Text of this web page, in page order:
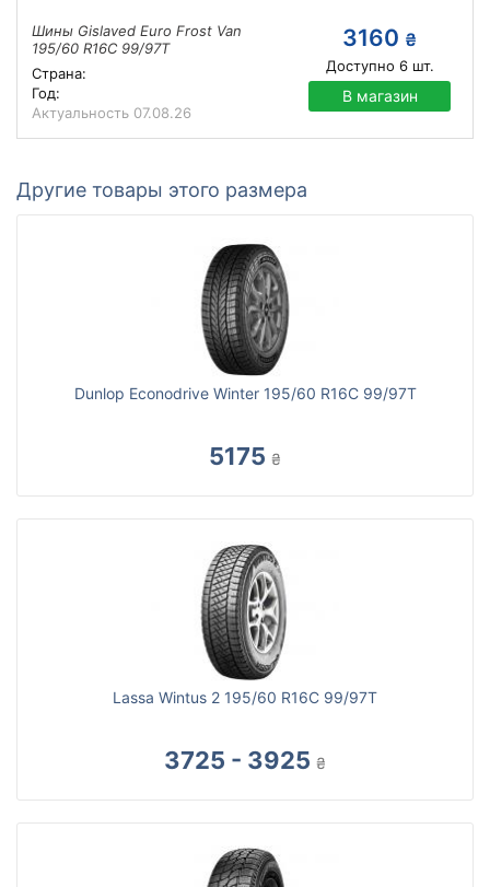
Шины Gislaved Euro Frost Van
195/60 R16C 99/97T
Страна:
Год:
Актуальность 07.08.26
3160 ₴
Доступно 6шт.
В магазин
Другие товары этого размера
Dunlop Econodrive Winter 195/60 R16C 99/97T
5175 ₴
Lassa Wintus 2 195/60 R16C 99/97T
3725 - 3925 ₴